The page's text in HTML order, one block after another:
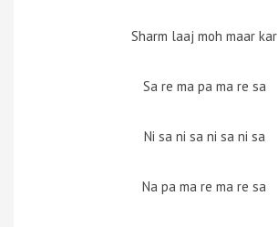
Sharm laaj moh maar kar
Sa re ma pa ma re sa
Ni sa ni sa ni sa ni sa
Na pa ma re ma re sa